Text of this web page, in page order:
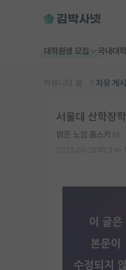
대학원생 모집 국내대
커뮤니티 홈 자유 게
서울대 산학장
밝은 노엄 촘스키